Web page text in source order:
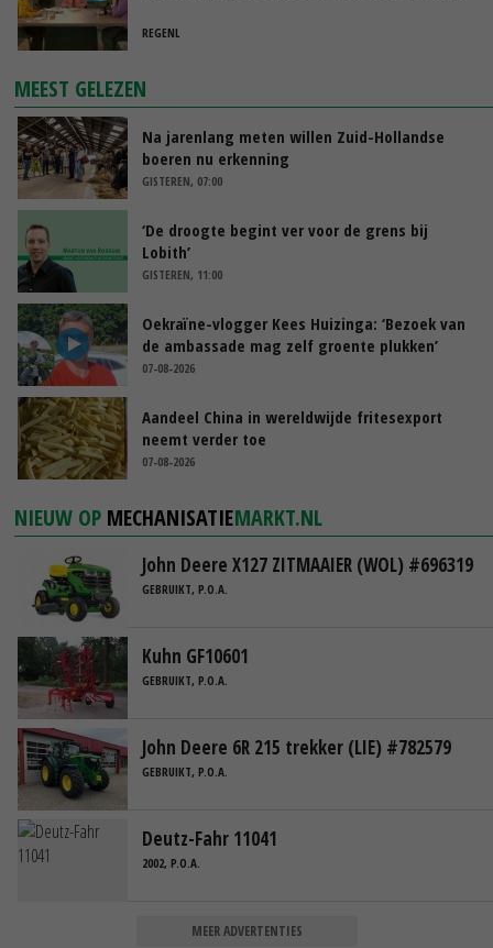
REGENL
MEEST GELEZEN
Na jarenlang meten willen Zuid-Hollandse
boeren nu erkenning
GISTEREN, 07:00
‘De droogte begint ver voor de grens bij
Lobith’
GISTEREN, 11:00
Oekraïne-vlogger Kees Huizinga: ‘Bezoek van
de ambassade mag zelf groente plukken’
07-08-2026
Aandeel China in wereldwijde fritesexport
neemt verder toe
07-08-2026
NIEUW OP MECHANISATIEMARKT.NL
John Deere X127 ZITMAAIER (WOL) #696319
GEBRUIKT, P.O.A.
Kuhn GF10601
GEBRUIKT, P.O.A.
John Deere 6R 215 trekker (LIE) #782579
GEBRUIKT, P.O.A.
Deutz-Fahr 11041
2002, P.O.A.
MEER ADVERTENTIES